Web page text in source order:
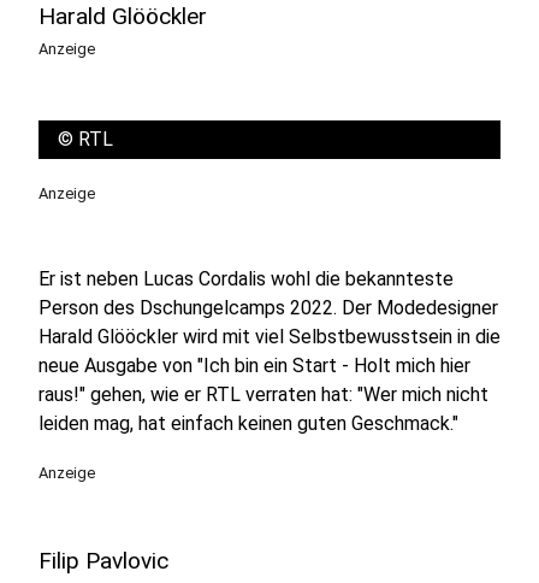
Harald Glööckler
Anzeige
© RTL
Anzeige
Er ist neben Lucas Cordalis wohl die bekannteste
Person des Dschungelcamps 2022. Der Modedesigner
Harald Glööckler wird mit viel Selbstbewusstsein in die
neue Ausgabe von "Ich bin ein Start - Holt mich hier
raus!" gehen, wie er RTL verraten hat: "Wer mich nicht
leiden mag, hat einfach keinen guten Geschmack."
Anzeige
Filip Pavlovic